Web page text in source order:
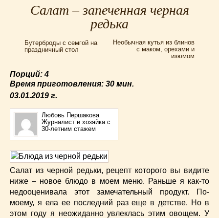
Для мультиварки Филипс(38)
Запеканки(25)
Итальянская кухня
Картошка(32)
Каши(24)
Кексы(43)
Китайская кухня(15)
Лучшие(9)
Мексиканская кухня(9)
Мясные блюда(119)
Напитки
(4)
Немецкая кухня
Необычные (49)
Салат – запеченная черная
редька
Бутерброды с семгой на
праздничный стол
Необычная кутья из блинов
с маком, орехами и
изюмом
Порций: 4
Время приготовления: 30 мин.
03.01.2019 г.
Любовь Першакова
Журналист и хозяйка с
30-летним стажем
Салат из черной редьки, рецепт которого вы видите
ниже – новое блюдо в моем меню. Раньше я как-то
недооценивала этот замечательный продукт. По-
моему, я ела ее последний раз еще в детстве. Но в
этом году я неожиданно увлеклась этим овощем. У